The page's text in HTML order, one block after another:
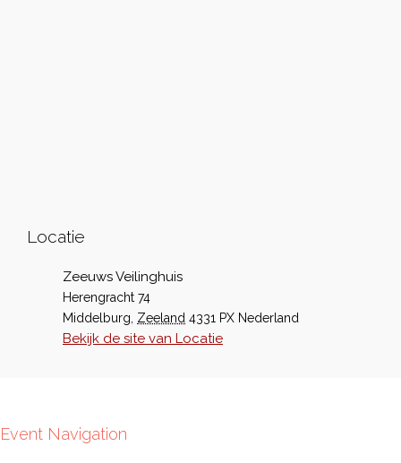
Locatie
Zeeuws Veilinghuis
Herengracht 74
Middelburg Zeeland 4331 PX Nederland
Bekijk de site van Locatie
Event Navigation